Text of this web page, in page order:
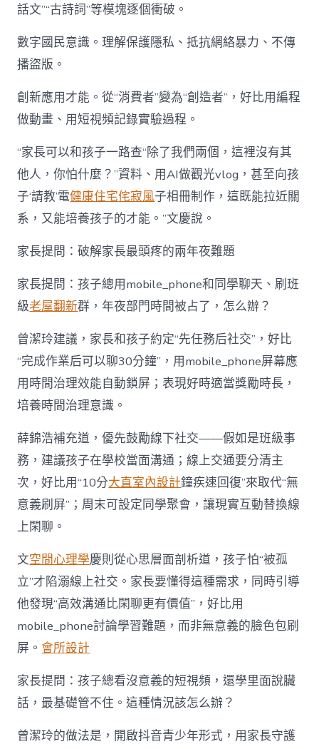
話文”“古詩詞”等模塊逐個衝破。
數字國民意識。理解保護隱私、抵抗網絡暴力、不傳
播盜版。
創新應用才能。從“消費者”變為“創造者”，好比用編程
做動畫、用短視頻記錄實驗過程。
“家長可以和孩子一路查“除了我們兩個，這裡沒有其
他人，你怕什麼？”資料、用AI做觀光vlog，甚至向孩
子‘請教’電健康住宅侘寂風子相冊制作，這既能拉近關
系，又能培養孩子的才能。”文慶說。
家長提問：破解家長最頭疼的兩年夜難題
家長提問：孩子總用mobile_phone和同學聊天、刷班
級老屋翻新群，年夜部門時間被占了，怎么辦？
曾潔玲建議，家長和孩子約定“先任務后社交”，好比
“完成作業后可以聊30分鐘”，用mobile_phone屏幕應
用時間治理效能自動鎖屏；表現好時適當獎勵時長，
培養時間治理意識。
薛錦浩補充道，優先鼓勵線下社交——假如是班級事
務，建議孩子在學校當面溝通；線上交通要分清主
次，好比用“10分大直室內設計鐘疾速回復”來取代“無
意義刷屏”；周末可設定同學聚會，讓現實互動替換線
上閑聊。
文空間心理學慶則從心思層面剖析道，孩子怕“被孤
立”才陷溺線上社交。家長要懂得這種需求，同時引導
他發現“高效溝通比閑聊更有價值”，好比用
mobile_phone討論學習難題，而非無意義的臉色包刷
屏。會所設計
家長提問：孩子總看沒意義的短視頻，還學里面說臟
話，最基礎管不住。這種情況該怎么辦？
曾潔玲的做法是，開啟抖音青少年形式，用家長守護